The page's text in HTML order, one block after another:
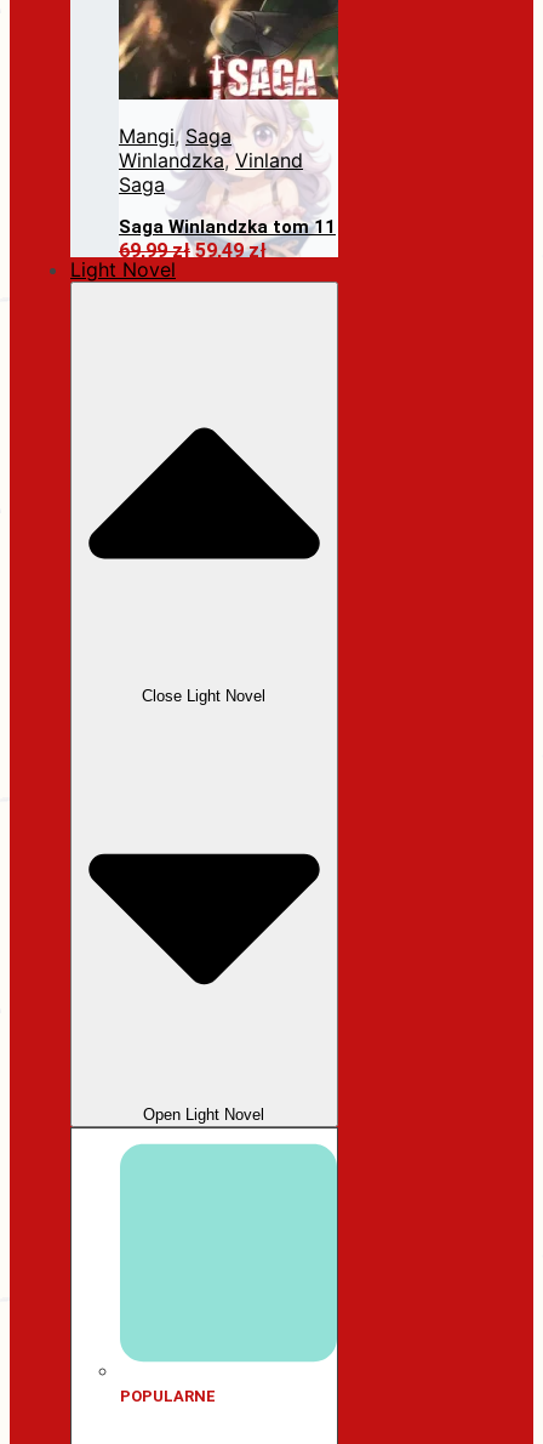
Mangi, Saga
Winlandzka, Vinland
Saga
Saga Winlandzka tom 11
69,99złPierwotna
59,49złAktualna
Dodaj do koszyka
Light Novel
Close Light Novel
Open Light Novel
POPULARNE